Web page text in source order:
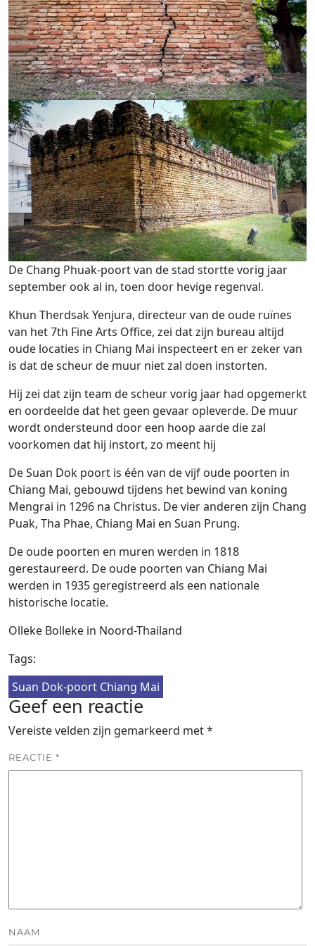
De Chang Phuak-poort van de stad stortte vorig jaar
september ook al in, toen door hevige regenval.
Khun Therdsak Yenjura, directeur van de oude ruïnes
van het 7th Fine Arts Office, zei dat zijn bureau altijd
oude locaties in Chiang Mai inspecteert en er zeker van
is dat de scheur de muur niet zal doen instorten.
Hij zei dat zijn team de scheur vorig jaar had opgemerkt
en oordeelde dat het geen gevaar opleverde. De muur
wordt ondersteund door een hoop aarde die zal
voorkomen dat hij instort, zo meent hij
De Suan Dok poort is één van de vijf oude poorten in
Chiang Mai, gebouwd tijdens het bewind van koning
Mengrai in 1296 na Christus. De vier anderen zijn Chang
Puak, Tha Phae, Chiang Mai en Suan Prung.
De oude poorten en muren werden in 1818
gerestaureerd. De oude poorten van Chiang Mai
werden in 1935 geregistreerd als een nationale
historische locatie.
Olleke Bolleke in Noord-Thailand
Tags:
Suan Dok-poort Chiang Mai
Geef een reactie
Vereiste velden zijn gemarkeerd met*
REACTIE *
NAAM